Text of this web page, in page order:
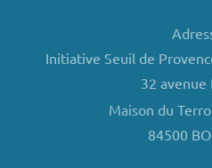
Initiative Seuil de
32 avenue
Maison du
84500